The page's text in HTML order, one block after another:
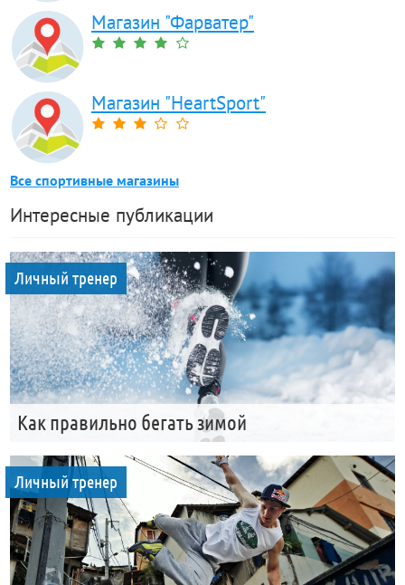
Магазин "Фарватер"
Магазин "HeartSport"
Все спортивные магазины
Интересные публикации
Личный тренер
Как правильно бегать зимой
Личный тренер